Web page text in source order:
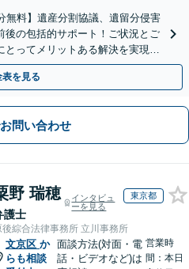
無料】遺産分割協議、遺留分侵害
後の包括的サポート！ご状況とご
ってメリットある解決を実現で
談対応（要予約）】
表を見る
問い合わせ
野 瑞穂
護士
インタビュ
ーを見る
東京都
後綜合法律事務所 立川事務所
文京区 か
らも相談
面談方法(対面・電
話・ビデオなど)は
営業時
間：本日